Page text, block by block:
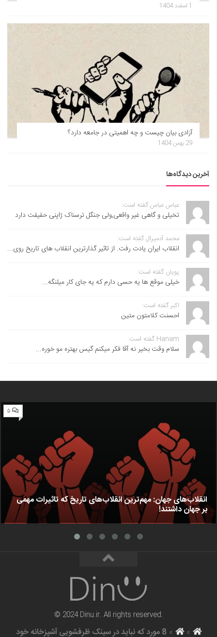
1 اسفند 1404
آزادی بیان چیست و چه اهمیتی در جامعه دارد؟
29 بهمن 1404
آخرین دیدگاه‌ها
عباس عباس گفته است:
تخیلی و گاهی غیر واقعی,ولی جنگل ترسناک ژاپنی حقیقت دارد
محمد آدمیرال گفته است:
انقلاب ایران یادت رفت. از تاثیر گذارترین انقلاب های تاریخ روی...
پویان گفته است:
خیلی موقع ها یه حسی دارم که یه جای کار میلنگه...
اکبر گفته است:
احسنت ‌کلامتون متین
Hanam گفته است:
سلام وقت بخیر نه آقا فکر میکنم گیس بهتره مو خوره...
۵
انقلاب‌های جهان: مهم‌ترین انقلاب‌های تاریخ که تاثیرات مهمی
بر جهان داشتند!
© 2024 Dinu.ir. All rights reserved.
»
» 8 مورد که نباید در سینک ظرفشویی آشپزخانه خود